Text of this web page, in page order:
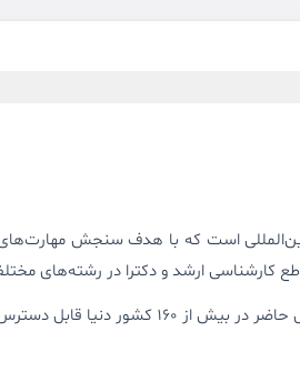
بین‌المللی است که با هدف سنجش
ارشد و دکترا در رشته‌های